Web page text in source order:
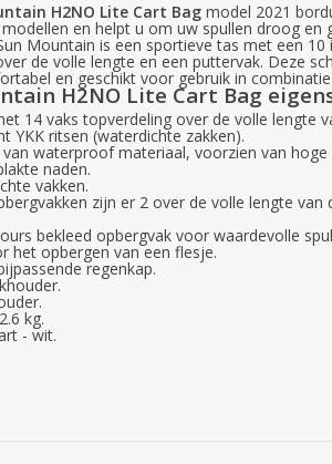
H2NO Lite Cart Bag model 2021
en helpt u om uw spullen droog en
Mountain is een sportieve tas met een 10
de volle lengte en een puttervak. Deze
en geschikt voor gebruik in
H2NO Lite Cart Bag
14 vaks topverdeling over de volle lengte
YKK ritsen (waterdichte zakken).
van waterproof materiaal, voorzien van
naden.
vakken.
zijn er 2 over de volle lengte
bekleed opbergvak voor waardevolle
het opbergen van een flesje.
regenkap.
kg.
- wit.